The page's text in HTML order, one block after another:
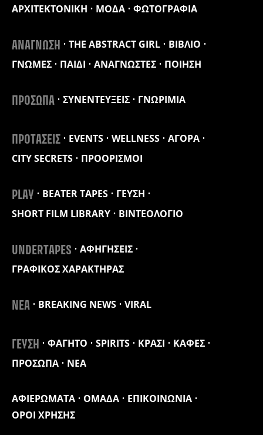
ΑΡΧΙΤΕΚΤΟΝΙΚΗ
ΜΟΔΑ ΦΩΤΟΓΡΑΦΙΑ
ΑΝΑΓΝΩΣΗ THE ABSTRACT GIRL
ΒΙΒΛΙΟ
ΓΝΩΜΕΣ
ΠΑΙΔΙ ΑΝΑΓΝΩΣΤΕΣ ΠΟΙΗΣΗ
ΠΡΟΣΩΠΑ ΣΥΝΕΝΤΕΥΞΕΙΣ ΓΝΩΡΙΜΙΑ
ΑΦΙΕΡΩΜΑΤΑ ΟΜΑΔΑ
ΕΠΙΚΟΙΝΩΝΙΑ
ΟΡΟΙ ΧΡΗΣΗΣ
ΠΡΟΤΑΣΕΙΣ EVENTS WELLNESS
ΑΓΟΡΑ
CITY SECRETS
ΠΡΟΟΡΙΣΜΟΙ
PLAY BEATER TAPES
ΓΕΥΣΗ
SHORT FILM LIBRARY
ΒΙΝΤΕΟΛΟΓΙΟ
UNDERTAPES
ΑΦΗΓΗΣΕΙΣ
ΓΡΑΦΙΚΟΣ ΧΑΡΑΚΤΗΡΑΣ
ΝΕΑ BREAKING NEWS VIRAL
ΓΕΥΣΗ ΦΑΓΗΤΟ SPIRITS ΚΡΑΣΙ
ΚΑΦΕΣ
ΠΡΟΣΩΠΑ
ΝΕΑ